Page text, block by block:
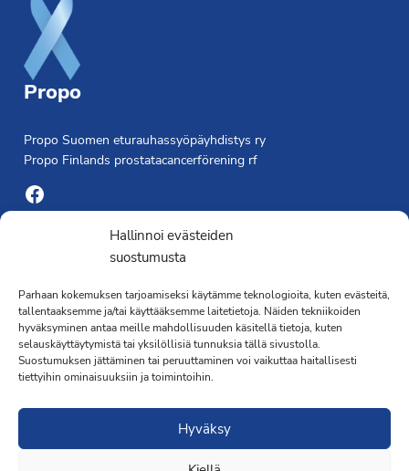
Hallinnoi evästeiden
suostumusta
Parhaan kokemuksen tarjoamiseksi käytämme teknologioita, kuten evästeitä,
tallentaaksemme ja/tai käyttääksemme laitetietoja. Näiden tekniikoiden
hyväksyminen antaa meille mahdollisuuden käsitellä tietoja, kuten
selauskäyttäytymistä tai yksilöllisiä tunnuksia tällä sivustolla.
Suostumuksen jättäminen tai peruuttaminen voi vaikuttaa haitallisesti
tiettyihin ominaisuuksiin ja toimintoihin.
Hyväksy
Propo
Propo Suomen eturauhassyöpäyhdistys ry
Propo Finlands prostatacancerförening rf
Facebook
Yhdistyksen toimisto
Laivapojankatu 3 C, 00180 Helsinki
toimisto@propo.fi
Saavutettavuusseloste »
Toiminnanjohtaja